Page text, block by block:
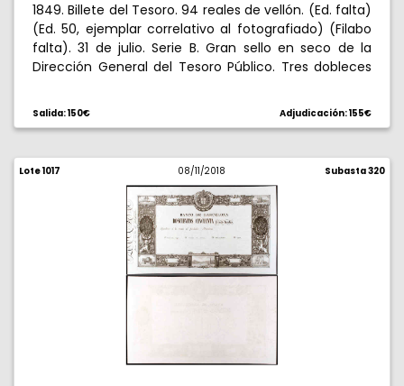
1849. Billete del Tesoro. 94 reales de vellón. (Ed. falta)
(Ed. 50, ejemplar correlativo al fotografiado) (Filabo
falta). 31 de julio. Serie B. Gran sello en seco de la
Dirección General del Tesoro Público. Tres dobleces
Salida: 150€ Adjudicación: 155€
Lote 1017 08/11/2018 Subasta 320